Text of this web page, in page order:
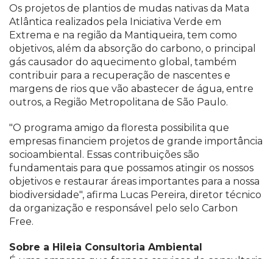
Os projetos de plantios de mudas nativas da Mata
Atlântica realizados pela Iniciativa Verde em
Extrema e na região da Mantiqueira, tem como
objetivos, além da absorção do carbono, o principal
gás causador do aquecimento global, também
contribuir para a recuperação de nascentes e
margens de rios que vão abastecer de água, entre
outros, a Região Metropolitana de São Paulo.
"O programa amigo da floresta possibilita que
empresas financiem projetos de grande importância
socioambiental. Essas contribuições são
fundamentais para que possamos atingir os nossos
objetivos e restaurar áreas importantes para a nossa
biodiversidade", afirma Lucas Pereira, diretor técnico
da organização e responsável pelo selo Carbon
Free.
Sobre a Hileia Consultoria Ambiental